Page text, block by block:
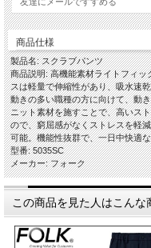
商品仕様
製品名: スクラブパンツ
商品説明: 高機能素材ライトフィ
スは軽量で伸縮性があり、吸水速
動きの多い職種の方に向けて、動
ニット素材を施すことで、高いス
ので、窮屈感がなくストレスを軽
可能。機能性抜群で、一日中快適
型番: 5035SC
メーカー: フォーク
この商品を見た人はこんな